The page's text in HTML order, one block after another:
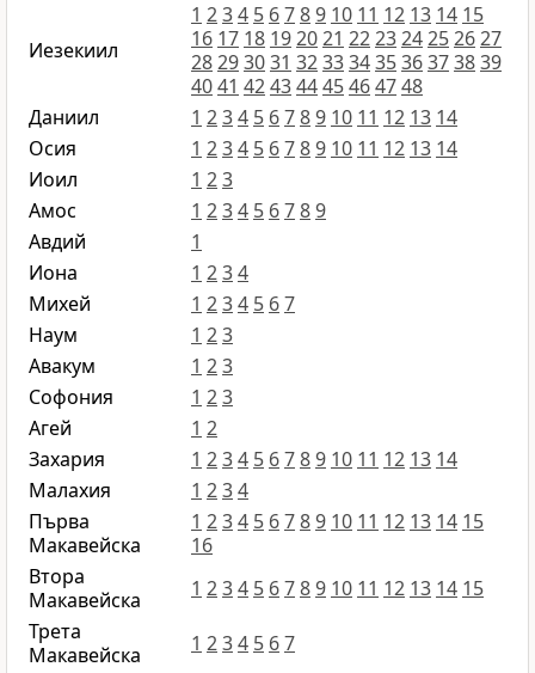
Иезекиил
1 234 5 6789 10 11 12 13 14 15
16 17 18 192021 222324252627
28293031 3233343536373839
4041 42434445464748
Даниил
1 234 5 6789 10 11 12 13 14
Осия
1 234 5 6789 10 11 12 13 14
Иоил
1 23
Амос
1 234 5 6789
Авдий
1
Иона
1 234
Михей
1 234 5 67
Наум
1 23
Авакум
1 23
Софония
1 23
Агей
1 2
Захария
1 234 5 6789 10 11 12 13 14
Малахия
1 234
Първа
Макавейска
1 234 5 6789 10 11 12 13 14 15
16
Втора
Макавейска
1 234 5 6789 10 11 12 13 14 15
Трета
Макавейска
1 234 5 67